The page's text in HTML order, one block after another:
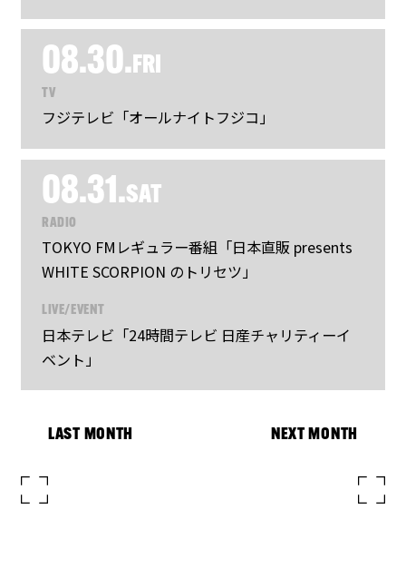
08.30.FRI
TV
フジテレビ「オールナイトフジコ」
08.31.SAT
RADIO
TOKYO FMレギュラー番組「日本直販 presents
WHITE SCORPION のトリセツ」
LIVE/EVENT
日本テレビ「24時間テレビ 日産チャリティーイ
ベント」
LAST MONTH NEXT MONTH